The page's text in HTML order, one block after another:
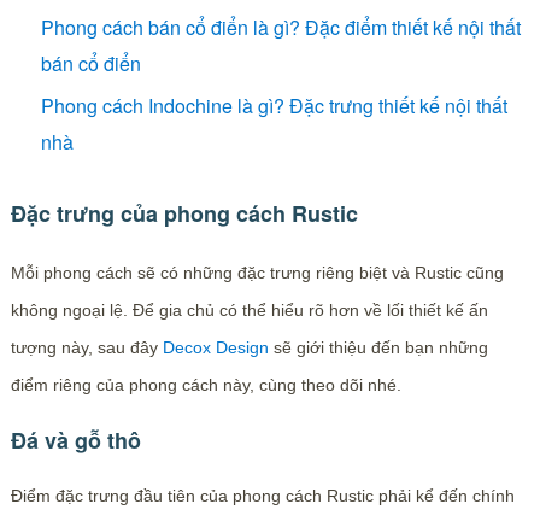
Phong cách bán cổ điển là gì? Đặc điểm thiết kế nội thất
bán cổ điển
Phong cách Indochine là gì? Đặc trưng thiết kế nội thất
nhà
Đặc trưng của phong cách Rustic
Mỗi phong cách sẽ có những đặc trưng riêng biệt và Rustic cũng
không ngoại lệ. Để gia chủ có thể hiểu rõ hơn về lối thiết kế ấn
tượng này, sau đây Decox Design sẽ giới thiệu đến bạn những
điểm riêng của phong cách này, cùng theo dõi nhé.
Đá và gỗ thô
Điểm đặc trưng đầu tiên của phong cách Rustic phải kể đến chính